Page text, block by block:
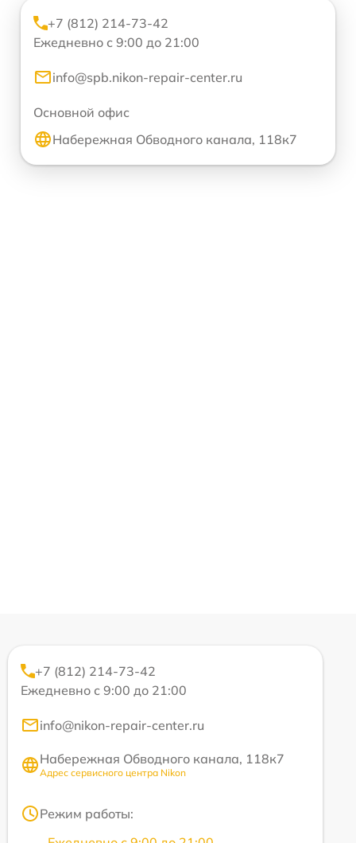
+7 (812) 214-73-42
Ежедневно с 9:00 до 21:00
info@spb.nikon-repair-center.ru
Основной офис
Набережная Обводного канала, 118к7
+7 (812) 214-73-42
Ежедневно с 9:00 до 21:00
info@nikon-repair-center.ru
Набережная Обводного канала, 118к7
Адрес сервисного центра Nikon
Режим работы: